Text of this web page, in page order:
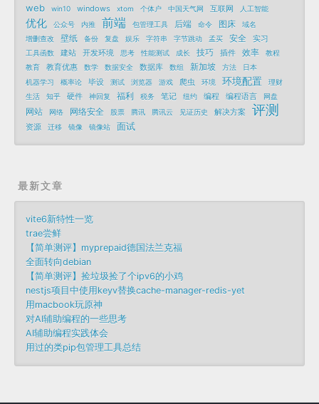
web win10 windows xtom 个体户 中国天气网 互联网 人工智能
优化 公众号 内推 前端 包管理工具 后端 命令 图床
域名
增删查改
壁纸 备份 复盘 娱乐 字符串 字节跳动 孟买 安全 实习
工具函数 建站 开发环境 思考 性能测试 成长 技巧 插件 效率
教程
教育
教育优惠 数学 数据安全 数据库 数组 新加坡 方法
日本
机器学习
概率论 毕设 测试 浏览器 游戏 爬虫 环境 环境配置
理财
生活
知乎 硬件 神回复 福利 税务 笔记 纽约 编程 编程语言 网盘
网站 网络 网络安全 股票 腾讯 腾讯云 见证历史 解决方案 评测
资源 迁移 镜像 镜像站 面试
最新文章
vite6新特性一览
trae尝鲜
【简单测评】myprepaid德国法兰克福
全面转向debian
【简单测评】捡垃圾捡了个ipv6的小鸡
nestjs项目中使用keyv替换cache-manager-redis-yet
用macbook玩原神
对AI辅助编程的一些思考
AI辅助编程实践体会
用过的类pip包管理工具总结